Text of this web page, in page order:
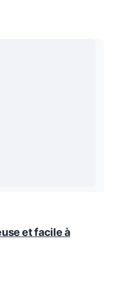
et facile à